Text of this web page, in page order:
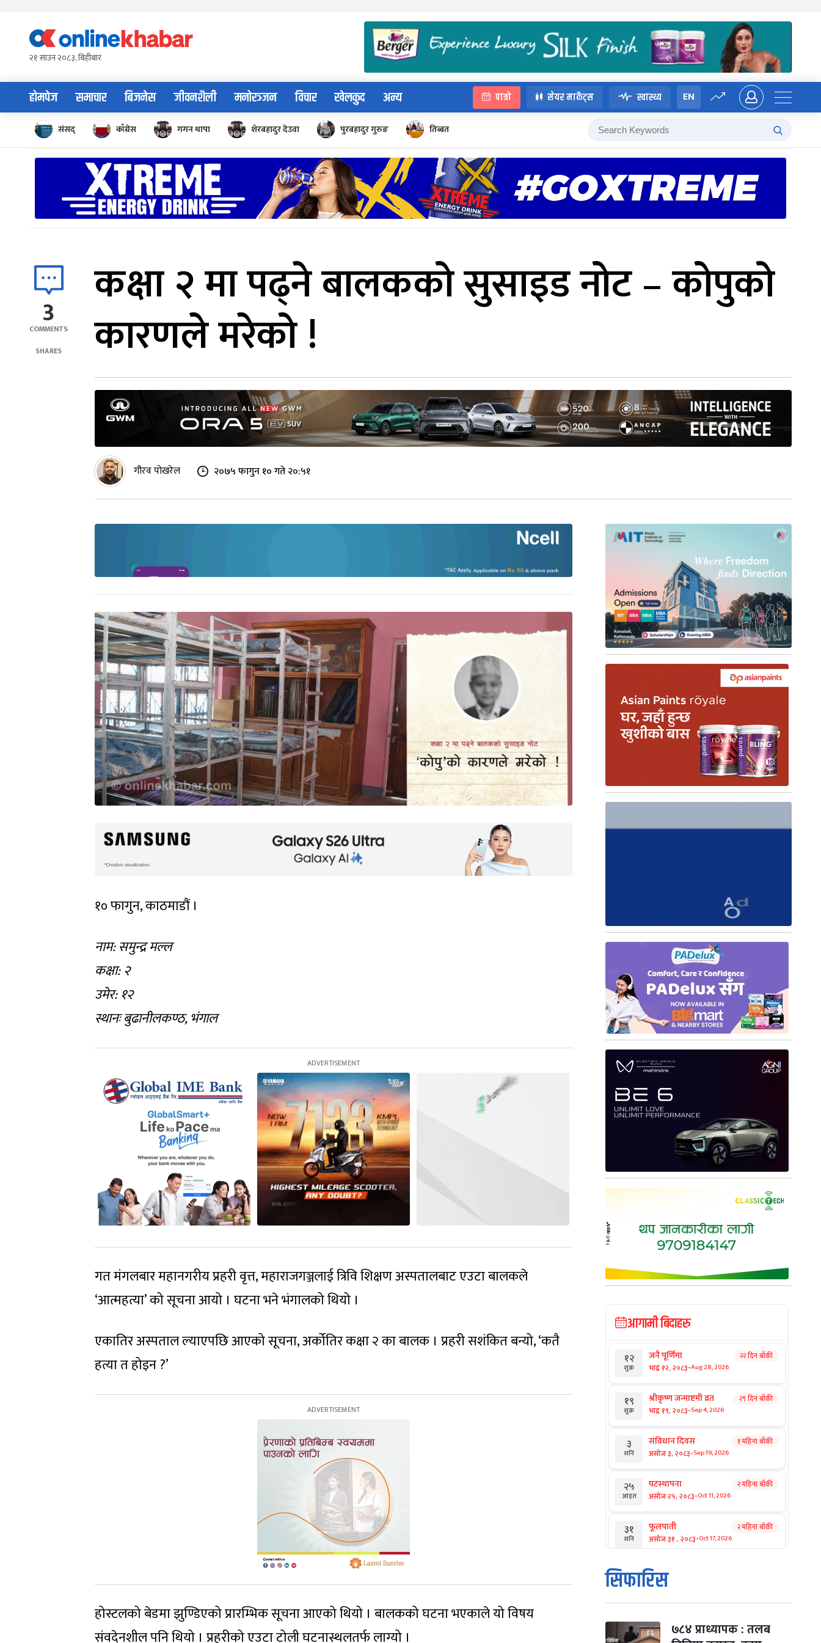
content२१ साउन २०८३, बिहीबार
होमपेज समाचार बिजनेस जीवनशैली मनोरञ्जन विचार खेलकुद अन्य पात्रो सेयर मार्केट्स स्वास्थ्य EN
संसद् काँग्रेस गगन थापा शेरबहादुर देउवा पुरबहादुर गुरुङ तिब्बत
3
COMMENTS
SHARES
कक्षा २ मा पढ्ने बालकको सुसाइड नोट – कोपुको
कारणले मरेको !
गौरव पोखरेल २०७५ फागुन १० गते २०:५१
१० फागुन, काठमाडौं ।
नाम: समुन्द्र मल्ल
कक्षा: २
उमेर: १२
स्थानः बुढानीलकण्ठ, भंगाल
गत मंगलबार महानगरीय प्रहरी वृत्त, महाराजगञ्जलाई त्रिवि शिक्षण अस्पतालबाट एउटा बालकले
‘आत्महत्या’ को सूचना आयो । घटना भने भंगालको थियो ।
एकातिर अस्पताल ल्याएपछि आएको सूचना, अर्कोतिर कक्षा २ का बालक । प्रहरी सशंकित बन्यो, ‘कतै
हत्या त होइन ?’
होस्टलको बेडमा झुण्डिएको प्रारम्भिक सूचना आएको थियो । बालकको घटना भएकाले यो विषय
संवदेनशील पनि थियो । प्रहरीको एउटा टोली घटनास्थलतर्फ लाग्यो ।
आगामी बिदाहरु
१२
शुक्र
जनै पूर्णिमा
भाद्र १२, २०८३-Aug 28, 2026
२२ दिन बाँकी
१९
शुक्र
श्रीकृष्ण जन्माष्टमी व्रत
भाद्र १९, २०८३-Sep 4, 2026
२९ दिन बाँकी
३
शनि
संविधान दिवस
असोज ३, २०८३-Sep 19, 2026
१ महिना बाँकी
२५
आइत
घटस्थापना
असोज २५, २०८३-Oct 11, 2026
२ महिना बाँकी
३१
शनि
फूलपाती
असोज ३१ , २०८३-Oct 17, 2026
२ महिना बाँकी
१
आइत
कार्तिक सङ्क्रान्ति
कार्तिक १, २०८३
मंगल कार्तिक ३, २०८३ -Oct 20, 2026
सिफारिस
७८४ प्राध्यापक : तलब